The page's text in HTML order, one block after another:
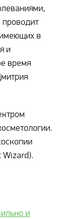
проводит
в
и
время
Wizard).
и